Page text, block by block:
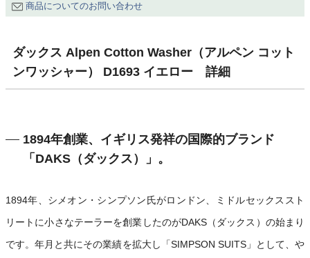
商品についてのお問い合わせ
ダックス Alpen Cotton Washer（アルペン コット
ンワッシャー） D1693 イエロー 詳細
1894年創業、イギリス発祥の国際的ブランド
「DAKS（ダックス）」。
1894年、シメオン・シンプソン氏がロンドン、ミドルセックススト
リートに小さなテーラーを創業したのがDAKS（ダックス）の始まり
です。年月と共にその業績を拡大し「SIMPSON SUITS」として、や